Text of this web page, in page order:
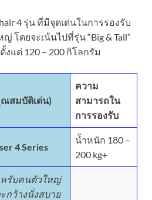
4 รุ่น ที่มีจุดเด่นในการรองรับ
โดยจะเน้นไปที่รุ่น “Big & Tall”
งแต่ 120 – 200 กิโลกรัม
สมบัติเด่น)
ความ
สามารถใน
การรองรับ
4 Series
น้ำหนัก 180 –
200 kg+
รับคนตัวใหญ่
ะกว้างนั่งสบาย